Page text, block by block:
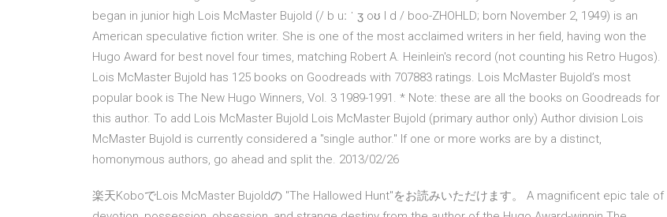
began in junior high Lois McMaster Bujold (/ b uː ˈ ʒ oʊ l d / boo-ZHOHLD; born November 2, 1949) is an
American speculative fiction writer. She is one of the most acclaimed writers in her field, having won the
Hugo Award for best novel four times, matching Robert A. Heinlein's record (not counting his Retro Hugos).
Lois McMaster Bujold has 125 books on Goodreads with 707883 ratings. Lois McMaster Bujold’s most
popular book is The New Hugo Winners, Vol. 3 1989-1991. * Note: these are all the books on Goodreads for
this author. To add Lois McMaster Bujold Lois McMaster Bujold (primary author only) Author division Lois
McMaster Bujold is currently considered a "single author." If one or more works are by a distinct,
homonymous authors, go ahead and split the. 2013/02/26
楽天KoboでLois McMaster Bujoldの "The Hallowed Hunt"をお読みいただけます。 A magnificent epic tale of